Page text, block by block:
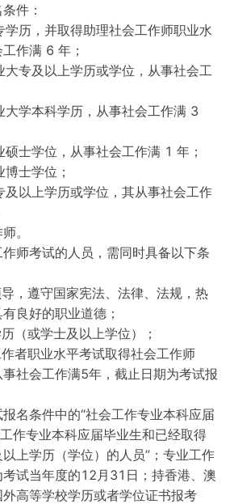
件：
学历，并取得助理社会工作师职业水
作满 6 年；
专及以上学历或学位，从事社会工
大学本科学历，从事社会工作满 3
士学位，从事社会工作满 1 年；
士学位；
及以上学历或学位，其从事社会工作
。
师考试的人员，需同时具备以下条
，遵守国家宪法、法律、法规，热
良好的职业道德；
（或学士及以上学位）；
者职业水平考试取得社会工作师
事社会工作满5年，截止日期为考试报
名条件中的“社会工作专业本科应届
作专业本科应届毕业生和已经取得
上学历（学位）的人员”；专业工作
试当年度的12月31日；持香港、澳
高等学校学历或者学位证书报考